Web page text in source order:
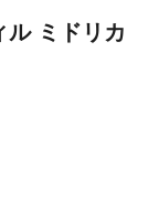
ミドリカ